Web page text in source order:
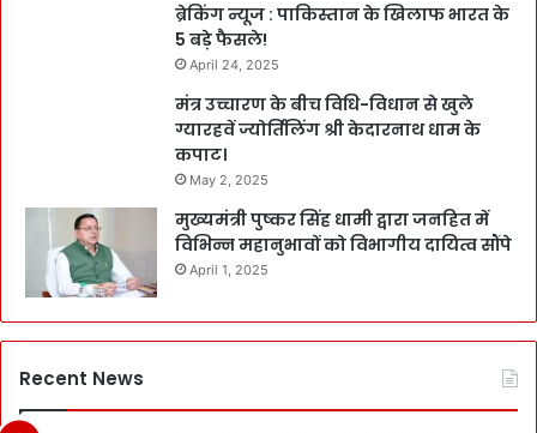
ब्रेकिंग न्यूज : पाकिस्तान के खिलाफ भारत के
5 बड़े फैसले!
April 24, 2025
मंत्र उच्चारण के बीच विधि-विधान से खुले
ग्यारहवें ज्योर्तिलिंग श्री केदारनाथ धाम के
कपाट।
May 2, 2025
मुख्यमंत्री पुष्कर सिंह धामी द्वारा जनहित में
विभिन्न महानुभावों को विभागीय दायित्व सौंपे
April 1, 2025
Recent News